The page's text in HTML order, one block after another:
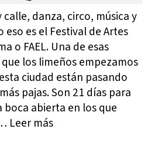
calle, danza, circo, música y
eso es el Festival de Artes
o FAEL. Una de esas
los limeños empezamos
ciudad están pasando
pajas. Son 21 días para
boca abierta en los que
Leer más